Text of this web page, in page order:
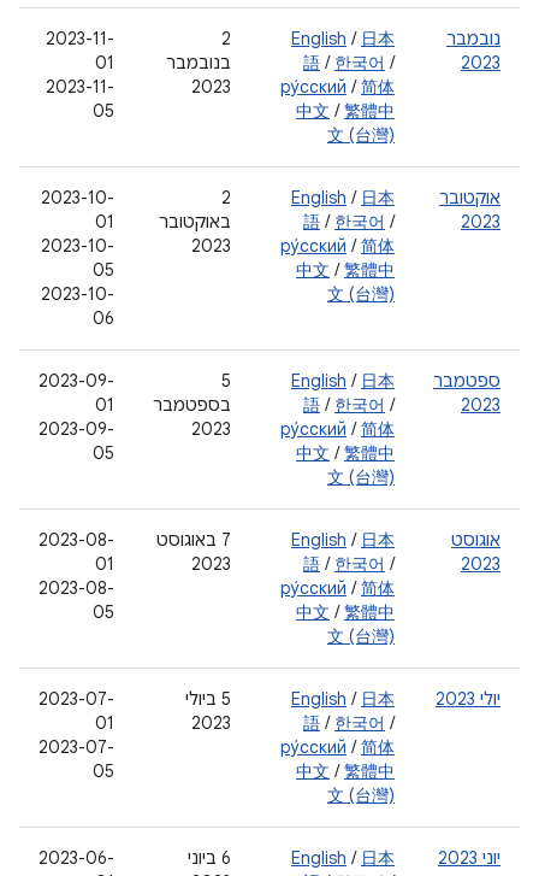
נובמבר
2023
English / 日本
語 / 한국어 /
ру́сский /简体
中文 /繁體中
文 (台灣)
2
בנובמבר
2023
‫2023-11-
01
‫2023-11-
05
אוקטובר
2023
English / 日本
語 / 한국어 /
ру́сский /简体
中文 /繁體中
文 (台灣)
‫2
באוקטובר
2023
‫2023-10-
01
‫2023-10-
05
‫2023-10-
06
ספטמבר
2023
English / 日本
語 / 한국어 /
ру́сский /简体
中文 /繁體中
文 (台灣)
‫5
בספטמבר
2023
‫2023-09-
01
2023-09-
05
אוגוסט
2023
English / 日本
語 / 한국어 /
ру́сский /简体
中文 /繁體中
文 (台灣)
‫7 באוגוסט
2023
‫2023-08-
01
‫2023-08-
05
יולי 2023 English / 日本
語 / 한국어 /
ру́сский /简体
中文 /繁體中
文 (台灣)
‫5 ביולי
2023
‫2023-07-
01
‫2023-07-
05
יוני 2023 English / 日本
‫6 ביוני
2023-06-